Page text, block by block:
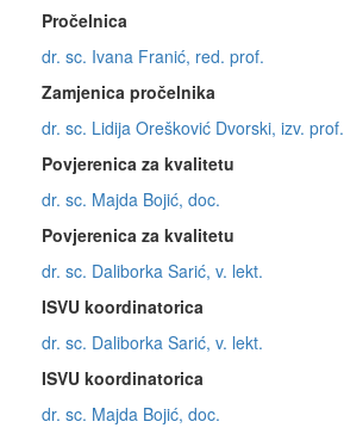
Pročelnica
dr. sc. Ivana Franić, red. prof.
Zamjenica pročelnika
dr. sc. Lidija Orešković Dvorski, izv. prof.
Povjerenica za kvalitetu
dr. sc. Majda Bojić, doc.
Povjerenica za kvalitetu
dr. sc. Daliborka Sarić, v. lekt.
ISVU koordinatorica
dr. sc. Daliborka Sarić, v. lekt.
ISVU koordinatorica
dr. sc. Majda Bojić, doc.